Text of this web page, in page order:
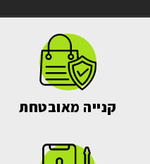
קנייה מאובטחת